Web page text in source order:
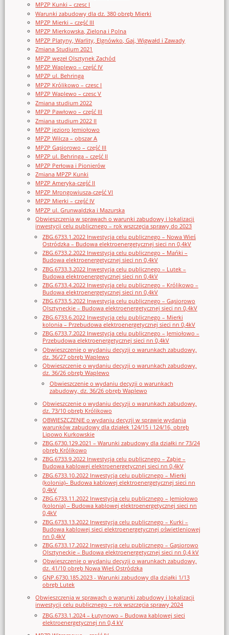
MPZP Kunki – czesc I
Warunki zabudowy dla dz. 380 obręb Mierki
MPZP Mierki – część III
MPZP Mierkowska, Zielona i Polna
MPZP Platyny, Warlity, Elgnówko, Gaj, Wigwałd i Zawady
Zmiana Studium 2021
MPZP węzeł Olsztynek Zachód
MPZP Waplewo – część IV
MPZP ul. Behringa
MPZP Królikowo – czesc I
MPZP Waplewo – czesc V
Zmiana studium 2022
MPZP Pawłowo – część III
Zmiana studium 2022 II
MPZP jezioro Jemiołowo
MPZP Wilcza – obszar A
MPZP Gąsiorowo – część III
MPZP ul. Behringa – część II
MPZP Perłowa i Pionierów
Zmiana MPZP Kunki
MPZP Ameryka-część II
MPZP Mrongowiusza-część VI
MPZP Mierki – część IV
MPZP ul. Grunwaldzka i Mazurska
Obwieszczenia w sprawach o warunki zabudowy i lokalizacji
inwestycji celu publicznego – rok wszczęcia sprawy do 2023
ZBG.6733.1.2022 Inwestycja celu publicznego – Nowa Wieś
Ostródzka – Budowa elektroenergetycznej sieci nn 0,4kV
ZBG.6733.2.2022 Inwestycja celu publicznego – Mańki –
Budowa elektroenergetycznej sieci nn 0,4kV
ZBG.6733.3.2022 Inwestycja celu publicznego – Lutek –
Budowa elektroenergetycznej sieci nn 0,4kV
ZBG.6733.4.2022 Inwestycja celu publicznego – Królikowo –
Budowa elektroenergetycznej sieci nn 0,4kV
ZBG.6733.5.2022 Inwestycja celu publicznego – Gąsiorowo
Olsztyneckie – Budowa elektroenergetycznej sieci nn 0,4kV
ZBG.6733.6.2022 Inwestycja celu publicznego – Mierki
kolonia – Przebudowa elektroenergetycznej sieci nn 0,4kV
ZBG.6733.7.2022 Inwestycja celu publicznego – Jemiołowo –
Przebudowa elektroenergetycznej sieci nn 0,4kV
Obwieszczenie o wydaniu decyzji o warunkach zabudowy,
dz. 36/27 obręb Waplewo
Obwieszczenie o wydaniu decyzji o warunkach zabudowy,
dz. 36/26 obręb Waplewo
Obwieszczenie o wydaniu decyzji o warunkach
zabudowy, dz. 36/26 obręb Waplewo
Obwieszczenie o wydaniu decyzji o warunkach zabudowy,
dz. 73/10 obręb Królikowo
OBWIESZCZENIE o wydaniu decyzji w sprawie wydania
warunków zabudowy dla działek 124/15 i 124/16, obręb
Lipowo Kurkowskie
ZBG.6730.129.2021 – Warunki zabudowy dla działki nr 73/24
obręb Królikowo
ZBG.6733.9.2022 Inwestycja celu publicznego – Ząbie –
Budowa kablowej elektroenergetycznej sieci nn 0,4kV
ZBG.6733.10.2022 Inwestycja celu publicznego – Mierki
(kolonia)– Budowa kablowej elektroenergetycznej sieci nn
0,4kV
ZBG.6733.11.2022 Inwestycja celu publicznego – Jemiołowo
(kolonia) – Budowa kablowej elektroenergetycznej sieci nn
0,4kV
ZBG.6733.13.2022 Inwestycja celu publicznego – Kurki –
Budowa kablowej sieci elektroenergetycznej oświetleniowej
nn 0,4kV
ZBG.6733.17.2022 Inwestycja celu publicznego – Gąsiorowo
Olsztyneckie – Budowa elektroenergetycznej sieci nn 0,4 kV
Obwieszczenie o wydaniu decyzji o warunkach zabudowy,
dz. 41/10 obręb Nowa Wieś Ostródzka
GNP.6730.185.2023 - Warunki zabudowy dla działki 1/13
obręb Lutek
Obwieszczenia w sprawach o warunki zabudowy i lokalizacji
inwestycji celu publicznego – rok wszczęcia sprawy 2024
ZBG.6733.1.2024 – Łutynowo – Budowa kablowej sieci
elektroenergetycznej nn 0,4 kV